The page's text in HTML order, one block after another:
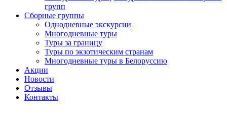
групп
Сборные группы
Однодневные экскурсии
Многодневные туры
Туры за границу
Туры по экзотическим странам
Многодневные туры в Белоруссию
Акции
Новости
Отзывы
Контакты